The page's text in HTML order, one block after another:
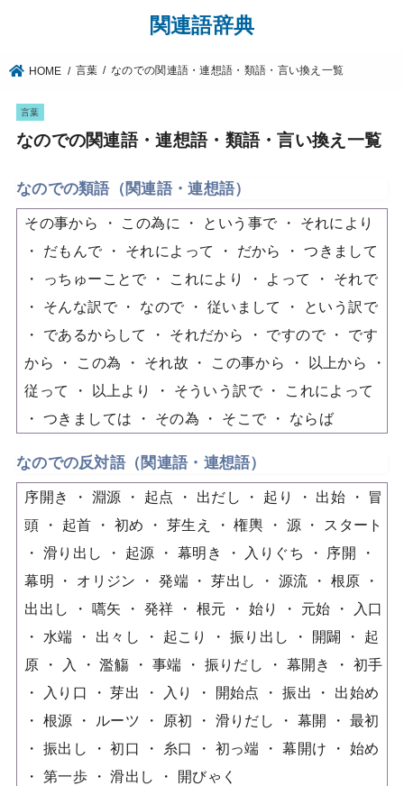
関連語辞典
HOME 言葉 なのでの関連語・連想語・類語・言い換え一覧
言葉
なのでの関連語・連想語・類語・言い換え一覧
なのでの類語（関連語・連想語）
その事から この為に という事で
それにより
だもんで
それによって だから
つきまして
っちゅーことで
これにより よって
それで
そんな訳で
なので 従いまして
という訳で
であるからして
それだから ですので
です
から
この為 それ故 この事から
以上から
従って
以上より そういう訳で
これによって
つきましては
その為 そこで ならば
なのでの反対語（関連語・連想語）
序開き 淵源 起点 出だし 起り 出始
冒
頭
起首 初め 芽生え 権輿 源
スタート
滑り出し
起源 幕明き 入りぐち
序開
幕明
オリジン 発端 芽出し 源流
根原
出出し
嚆矢 発祥 根元 始り 元始
入口
水端
出々し 起こり 振り出し 開闢
起
原
入 濫觴 事端 振りだし 幕開き
初手
入り口
芽出 入り 開始点 振出
出始め
根源
ルーツ 原初 滑りだし 幕開
最初
振出し
初口 糸口 初っ端 幕開け
始め
第一歩
滑出し 開びゃく